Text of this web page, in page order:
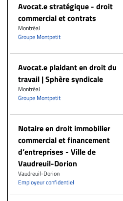
Avocat.e stratégique - droit
commercial et contrats
Montréal
Groupe Montpetit
Avocat.e plaidant en droit du
travail | Sphère syndicale
Montréal
Groupe Montpetit
Notaire en droit immobilier
commercial et financement
d’entreprises - Ville de
Vaudreuil-Dorion
Vaudreuil-Dorion
Employeur confidentiel